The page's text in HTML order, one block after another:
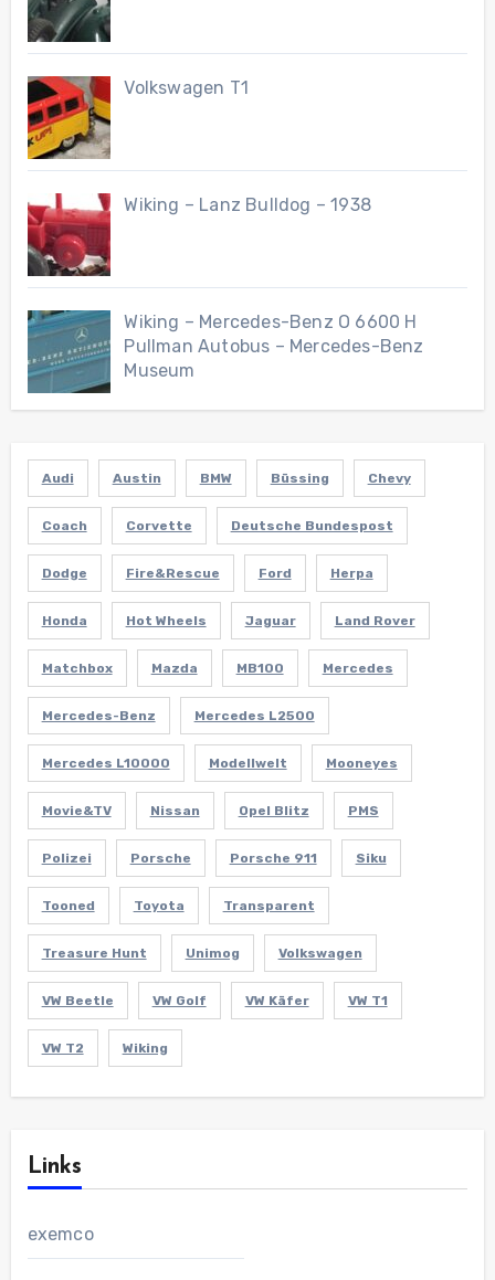
Volkswagen T1
Wiking – Lanz Bulldog – 1938
Wiking – Mercedes-Benz O 6600 H
Pullman Autobus – Mercedes-Benz
Museum
Audi Austin BMW Büssing Chevy
Coach Corvette Deutsche Bundespost
Dodge Fire&Rescue Ford Herpa
Honda Hot Wheels Jaguar Land Rover
Matchbox Mazda MB100 Mercedes
Mercedes-Benz Mercedes L2500
Mercedes L10000 Modellwelt Mooneyes
Movie&TV Nissan Opel Blitz PMS
Polizei Porsche Porsche 911 Siku
Tooned Toyota Transparent
Treasure Hunt Unimog Volkswagen
VW Beetle VW Golf VW Käfer VW T1
VW T2 Wiking
Links
exemco